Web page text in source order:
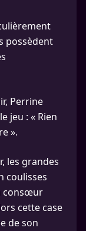
possèdent
Perrine
jeu : « Rien
».
les grandes
coulisses
consœur
cette case
de son